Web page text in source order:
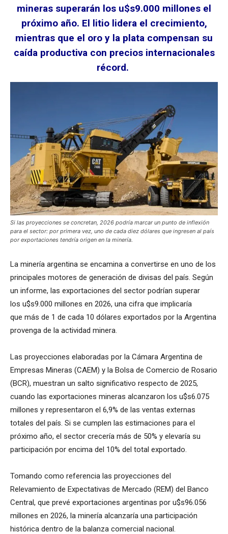
mineras superarán los u$s9.000 millones el
próximo año. El litio lidera el crecimiento,
mientras que el oro y la plata compensan su
caída productiva con precios internacionales
récord.
Si las proyecciones se concretan, 2026 podría marcar un punto de inflexión
para el sector: por primera vez, uno de cada diez dólares que ingresen al país
por exportaciones tendría origen en la minería.
La minería argentina se encamina a convertirse en uno de los
principales motores de generación de divisas del país. Según
un informe, las exportaciones del sector podrían superar
los u$s9.000 millones en 2026, una cifra que implicaría
que más de 1 de cada 10 dólares exportados por la Argentina
provenga de la actividad minera.
Las proyecciones elaboradas por la Cámara Argentina de
Empresas Mineras (CAEM) y la Bolsa de Comercio de Rosario
(BCR), muestran un salto significativo respecto de 2025,
cuando las exportaciones mineras alcanzaron los u$s6.075
millones y representaron el 6,9% de las ventas externas
totales del país. Si se cumplen las estimaciones para el
próximo año, el sector crecería más de 50% y elevaría su
participación por encima del 10% del total exportado.
Tomando como referencia las proyecciones del
Relevamiento de Expectativas de Mercado (REM) del Banco
Central, que prevé exportaciones argentinas por u$s96.056
millones en 2026, la minería alcanzaría una participación
histórica dentro de la balanza comercial nacional.